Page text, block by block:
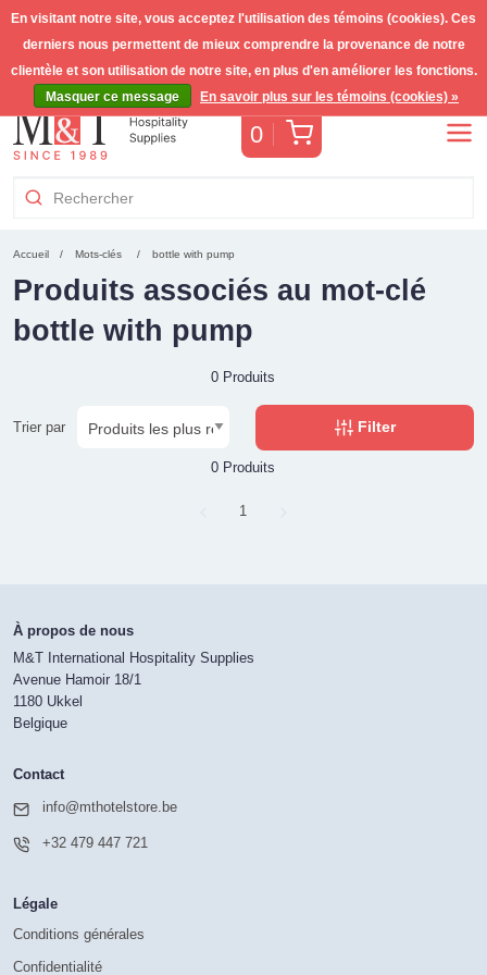
0 Panier
Accueil Mots-clés bottle with pump
Produits associés au mot-clé
bottle with pump
0 Produits
Trier par Filter
0 Produits
Page
1
À propos de nous
M&T International Hospitality Supplies
Avenue Hamoir 18/1
1180 Ukkel
Belgique
Contact
info@mthotelstore.be
+32 479 447 721
Légale
Conditions générales
Confidentialité
En visitant notre site, vous acceptez l'utilisation des témoins (cookies). Ces
derniers nous permettent de mieux comprendre la provenance de notre
clientèle et son utilisation de notre site, en plus d'en améliorer les fonctions.
Masquer ce message
En savoir plus sur les témoins (cookies) »